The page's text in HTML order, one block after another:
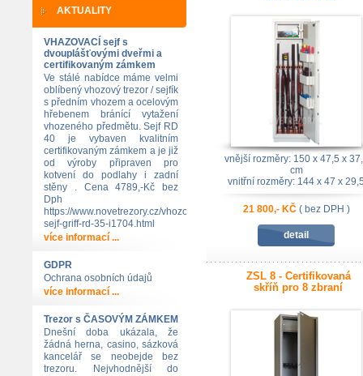
AKTUALITY
VHAZOVACÍ sejf s
dvouplášťovými dveřmi a
certifikovaným zámkem
Ve stálé nabídce máme velmi
oblíbený vhozový trezor / sejfík
s předním vhozem a ocelovým
hřebenem bránící vytažení
vhozeného předmětu. Sejf RD
40 je vybaven kvalitním
certifikovaným zámkem a je již
od výroby připraven pro
kotvení do podlahy i zadní
stěny . Cena 4789,-Kč bez
Dph
https://www.novetrezory.cz/vhozovy-
sejf-griff-rd-35-i1704.html
více informací ...
GDPR
Ochrana osobních údajů
více informací ...
Trezor s ČASOVÝM ZÁMKEM
Dnešní doba ukázala, že
žádná herna, casino, sázková
kancelář se neobejde bez
trezoru. Nejvhodnější do
vnější rozměry: 150 x 47,5 x
cm
vnitřní rozměry: 144 x 47 x
cm
bezp. třída: Z2
21 800,- KČ( bez DPH )
detail
ZSL 8 - Certifikovaná
skříň pro 8 zbraní